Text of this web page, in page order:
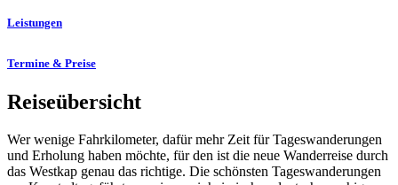
Leistungen
Termine & Preise
Reiseübersicht
Wer wenige Fahrkilometer, dafür mehr Zeit für Tageswanderungen
und Erholung haben möchte, für den ist die neue Wanderreise durch
das Westkap genau das richtige. Die schönsten Tageswanderungen